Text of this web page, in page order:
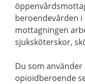
beroendevården i
mottagningen
sjuksköterskor,
Du som
opioidberoende